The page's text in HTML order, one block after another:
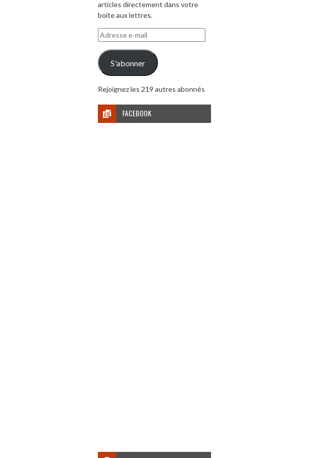
articles directement dans votre
boite aux lettres.
Adresse
e-
mail
S'abonner
Rejoignez les 219 autres abonnés
FACEBOOK